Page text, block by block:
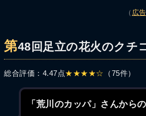
（ 広
第48回足立の花火のクチ
総合評価：4.47点★★★★☆ （75件）
「荒川のカッパ」さんから